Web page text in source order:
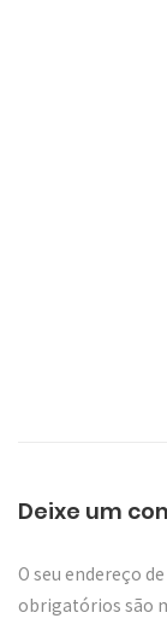
Deixe um
O seu endereço
obrigatórios são